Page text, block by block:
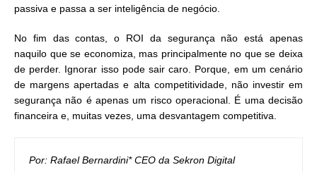
passiva e passa a ser inteligência de negócio.
No fim das contas, o ROI da segurança não está apenas
naquilo que se economiza, mas principalmente no que se deixa
de perder. Ignorar isso pode sair caro. Porque, em um cenário
de margens apertadas e alta competitividade, não investir em
segurança não é apenas um risco operacional. É uma decisão
financeira e, muitas vezes, uma desvantagem competitiva.
Por: Rafael Bernardini* CEO da Sekron Digital